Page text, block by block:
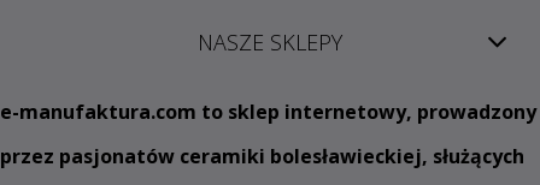
NASZE SKLEPY
e-manufaktura.com to sklep internetowy, prowadzony
przez pasjonatów ceramiki bolesławieckiej, służących